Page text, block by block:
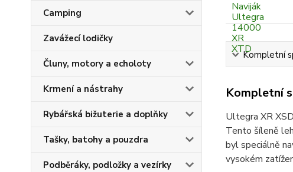
Camping
Zavážecí lodičky
Čluny, motory a echoloty
Krmení a nástrahy
Rybářská bižuterie a doplňky
Tašky, batohy a pouzdra
Podběráky, podložky a vezírky
Kompletní
Kompletní
Ultegra XR
Tento šíleně
byl speciálně
vysokém